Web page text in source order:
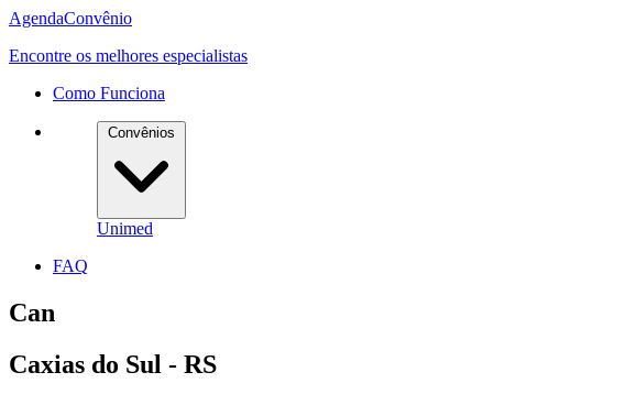
AgendaConvênio
Encontre os melhores especialistas
Como Funciona
Convênios
Unimed
FAQ
Can
Caxias do Sul - RS